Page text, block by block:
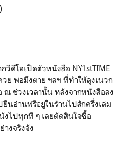
โอเปิดตัวหนังสือ NY1stTIME
วย พ่อมึงตาย ฯลฯ ที่ทำให้ลุงเนวก
ณ ช่วงเวลานั้น หลังจากหนังสือลง
ยืนอ่านฟรีอยู่ในร้านไปสักครึ่งเล่ม
นังไปทุกที ๆ เลยตัดสินใจซื้อ
างจริงจัง